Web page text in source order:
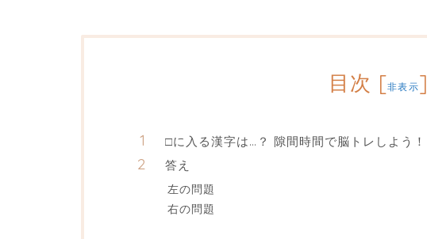
目次 [非表示]
□に入る漢字は…？ 隙間時間で脳トレしよう！
答え
左の問題
右の問題